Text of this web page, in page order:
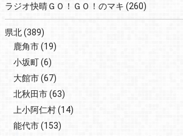
ラジオ快晴ＧＯ！ＧＯ！のマキ (260)
県北(389)
鹿角市(19)
小坂町(6)
大館市(67)
北秋田市(63)
上小阿仁村(14)
能代市(153)